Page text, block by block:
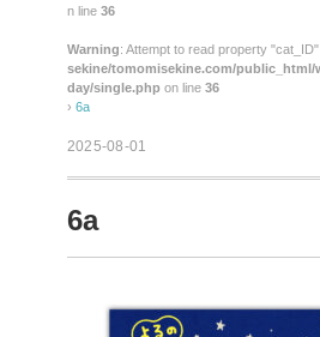
n line 36
Warning: Attempt to read property
sekine/tomomisekine.com/
day/single.php on line 36
› 6a
2025-08-01
6a